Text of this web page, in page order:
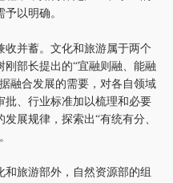
以明确。
并蓄。文化和旅游属于两个
部长提出的“宜融则融、能融
融合发展的需要，对各自领域
批、行业标准加以梳理和必要
展规律，探索出“有统有分、
旅游部外，自然资源部的组